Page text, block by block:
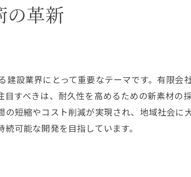
未来を築く革新的な鉄筋技術
門川町の鉄筋組立法が支える力
鉄筋組立が地域に及ぼす影響
地域に密着した鉄筋組立の手法
の革新
設業界にとって重要なテーマです。有限会
すべきは、耐久性を高めるための新素材の
短縮やコスト削減が実現され、地域社会に
可能な開発を目指しています。